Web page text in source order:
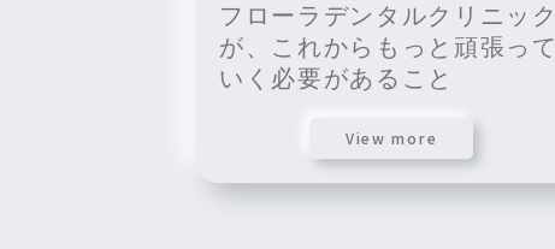
フローラデンタルクリニック
が、これからもっと頑張って
いく必要があること
View more